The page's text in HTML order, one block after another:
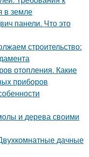
в земле
панели. Что это
строительство:
отопления. Какие
приборов
и дерева своими
дачные